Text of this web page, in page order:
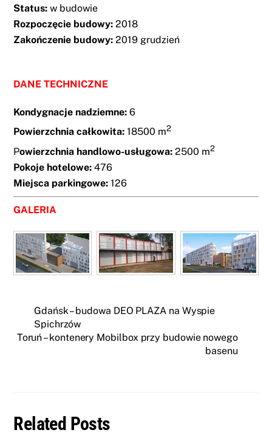
Status: w budowie
Rozpoczęcie budowy: 2018
Zakończenie budowy: 2019 grudzień
DANE TECHNICZNE
Kondygnacje nadziemne: 6
Powierzchnia całkowita: 18500 m2
Powierzchnia handlowo-usługowa:2500 m2
Pokoje hotelowe: 476
Miejsca parkingowe: 126
GALERIA
Gdańsk – budowa DEO PLAZA na Wyspie
Spichrzów
Toruń – kontenery Mobilbox przy budowie nowego
basenu
Related Posts